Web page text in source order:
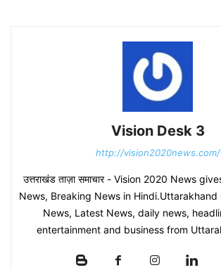
Vision Desk 3
http://vision2020news.com/
उत्तराखंड ताज़ा समाचार - Vision 2020 News
News, Breaking News in Hindi.Uttarakhand
News, Latest News, daily news,
entertainment and business from